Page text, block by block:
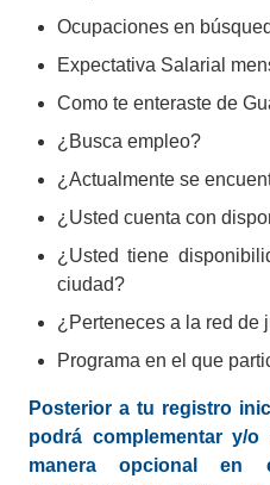
Ocupaciones en
Expectativa Salarial
Como te enteraste de
¿Busca empleo?
¿Actualmente se
¿Usted cuenta con
¿Usted tiene
ciudad?
¿Perteneces a la red de
Programa en el que
Posterior a tu registro
podrá complementar y/
manera opcional en